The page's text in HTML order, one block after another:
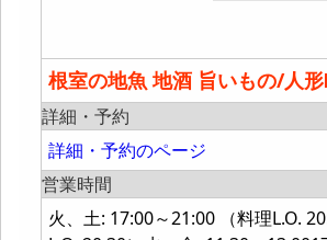
根室の地魚 地酒 旨いもの/人
詳細・予約
詳細・予約のページ
営業時間
火、土: 17:00～21:00 （料理L.O.